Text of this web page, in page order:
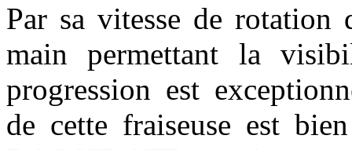
Par sa vitesse de
main permettant la
progression est
de cette fraiseuse est